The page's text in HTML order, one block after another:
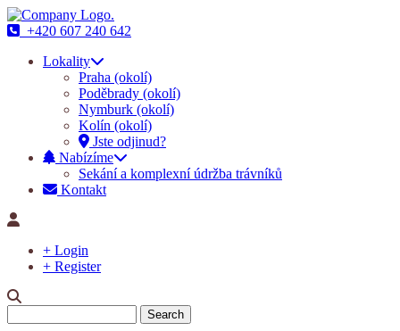
Main
navigation
+420 607 240 642
Lokality
Praha (okolí)
Poděbrady (okolí)
Nymburk (okolí)
Kolín (okolí)
Jste odjinud?
Nabízíme
Sekání a komplexní údržba trávníků
Kontakt
+ Login
+ Register